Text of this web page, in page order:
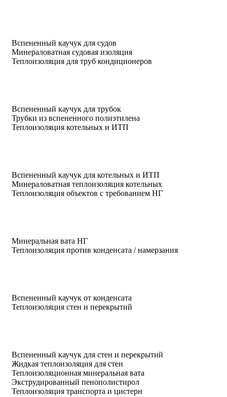
Вспененный каучук для судов
Минераловатная судовая изоляция
Теплоизоляция для труб кондиционеров
Вспененный каучук для трубок
Трубки из вспененного полиэтилена
Теплоизоляция котельных и ИТП
Вспененный каучук для котельных и ИТП
Минераловатная теплоизоляция котельных
Теплоизоляция объектов с требованием НГ
Минеральная вата НГ
Теплоизоляция против конденсата / намерзания
Вспененный каучук от конденсата
Теплоизоляция стен и перекрытий
Вспененный каучук для стен и перекрытий
Жидкая теплоизоляция для стен
Теплоизоляционная минеральная вата
Экструдированный пенополистирол
Теплоизоляция транспорта и цистерн